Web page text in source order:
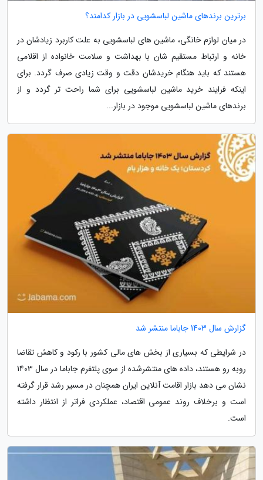
برترین برندهای ماشین لباسشویی در بازار کدامند؟
در میان لوازم خانگی، ماشین های لباسشویی به علت کاربرد زیادشان در
خانه و ارتباط مستقیم شان با بهداشت و سلامت خانواده از اقلامی
هستند که باید هنگام خریدشان دقت و وقت زیادی صرف گردد. برای
اینکه فرایند خرید ماشین لباسشویی برای شما راحت تر گردد و از
برندهای ماشین لباسشویی موجود در بازار...
گزارش سال 1403 جاباما منتشر شد
در شرایطی که بسیاری از بخش های مالی کشور با رکود و کاهش تقاضا
روبه رو هستند، داده های منتشرشده از سوی پلتفرم جاباما در سال 1403
نشان می دهد بازار اقامت آنلاین ایران همچنان در مسیر رشد قرار گرفته
است و برخلاف روند عمومی اقتصاد، عملکردی فراتر از انتظار داشته
است.